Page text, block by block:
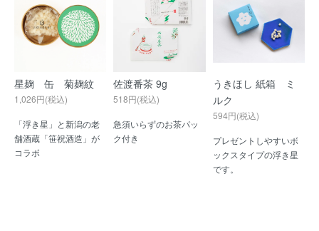
星麹 缶 菊麹紋
1,026円(税込)
「浮き星」と新潟の老
舗酒蔵「笹祝酒造」が
コラボ
佐渡番茶 9g
518円(税込)
急須いらずのお茶パッ
ク付き
うきほし 紙箱 ミ
ルク
594円(税込)
プレゼントしやすいボ
ックスタイプの浮き星
です。